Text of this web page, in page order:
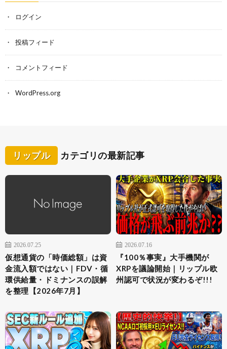
ログイン
投稿フィード
コメントフィード
WordPress.org
リップル カテゴリの最新記事
2026.07.25
仮想通貨の「時価総額」は資
金流入額ではない｜FDV・循
環供給量・ドミナンスの誤解
を整理【2026年7月】
2026.07.16
『100％事実』大手機関が
XRPを議論開始｜リップル欧
州認可で状況が変わるぞ!!!